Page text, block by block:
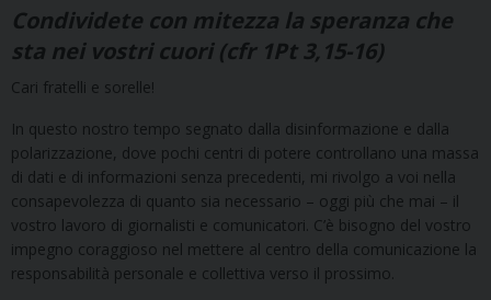
Condividete con mitezza la speranza che
sta nei vostri cuori(cfr 1Pt 3,15-16)
Cari fratelli e sorelle!
In questo nostro tempo segnato dalla disinformazione e dalla
polarizzazione, dove pochi centri di potere controllano una massa
di dati e di informazioni senza precedenti, mi rivolgo a voi nella
consapevolezza di quanto sia necessario – oggi più che mai – il
vostro lavoro di giornalisti e comunicatori. C’è bisogno del vostro
impegno coraggioso nel mettere al centro della comunicazione la
responsabilità personale e collettiva verso il prossimo.